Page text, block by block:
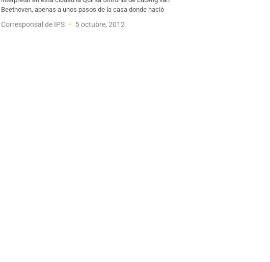
Beethoven, apenas a unos pasos de la casa donde nació
Corresponsal de IPS 5 octubre, 2012